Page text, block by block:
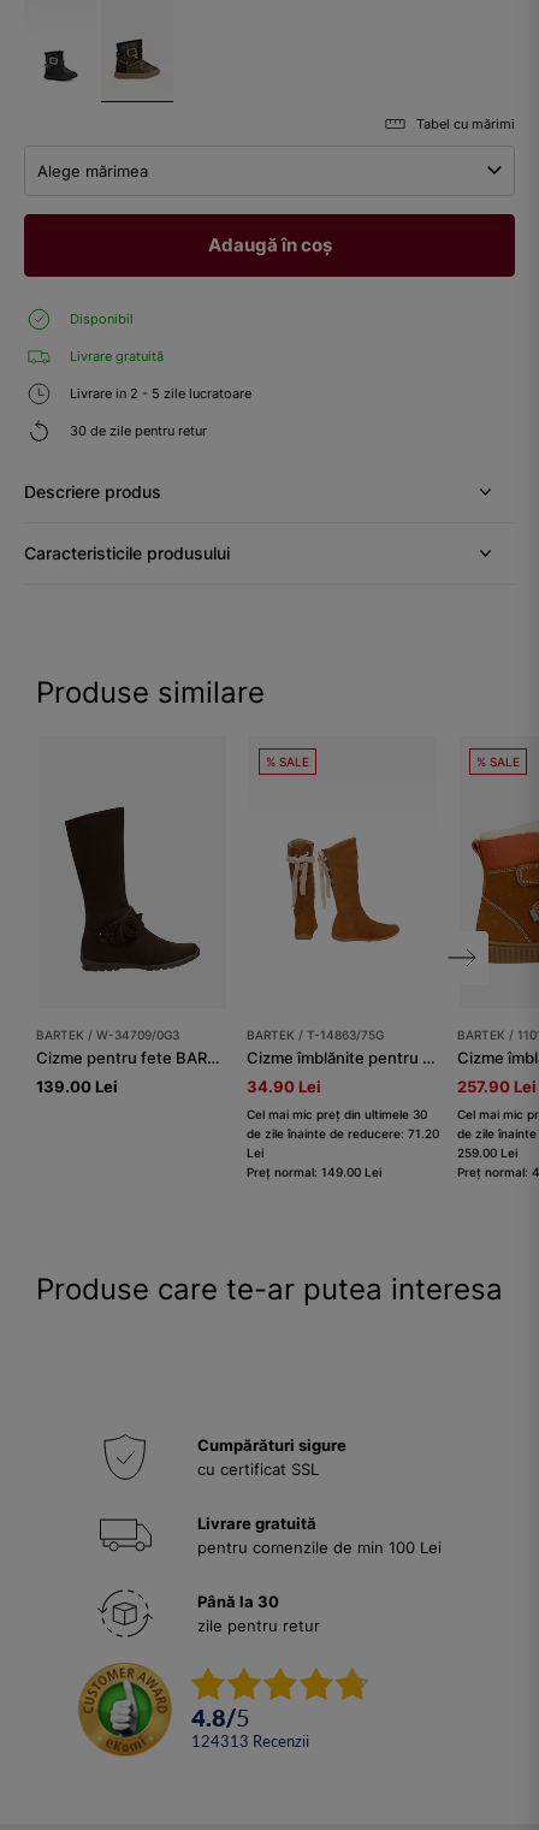
Tabel cu mărimi
Alege mărimea
Adaugă în coș
Disponibil
Livrare gratuită
Livrare in 2 - 5 zile lucratoare
30 de zile pentru retur
Descriere produs
Caracteristicile produsului
Produse similare
BARTEK / W-34709/0G3
Cizme pentru fete BARTEK W-34709/0G3, maro
139.00 Lei
% SALE
BARTEK / T-14863/75G
Cizme îmblănite pentru fete BARTEK T-14863/75G,maro
34.90 Lei
Cel mai mic preț din ultimele 30
de zile înainte de reducere: 71.20
Lei
Preț normal: 149.00 Lei
% SALE
BARTEK /
257.90 Lei
Cel mai mic
de zile
259.00 Lei
Preț normal:
Produse care te-ar putea interesa
Cumpărături sigure
cu certificat SSL
Livrare gratuită
pentru comenzile de min 100 Lei
Până la 30
zile pentru retur
4.8/5
124313 Recenzii